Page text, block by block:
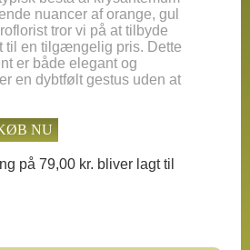
nuancer af orange, gul
tror vi på at tilbyde
til en tilgængelig pris. Dette
er både elegant og
en dybtfølt gestus uden at
NU
på 79,00 kr. bliver lagt til